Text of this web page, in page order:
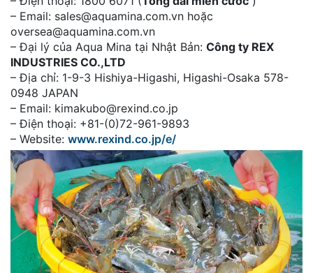
– Email: sales@aquamina.com.vn hoặc
oversea@aquamina.com.vn
– Đại lý của Aqua Mina tại Nhật Bản: Công ty REX
INDUSTRIES CO.,LTD
– Địa chỉ: 1-9-3 Hishiya-Higashi, Higashi-Osaka 578-
0948 JAPAN
– Email: kimakubo@rexind.co.jp
– Điện thoại: +81-(0)72-961-9893
– Website: www.rexind.co.jp/e/